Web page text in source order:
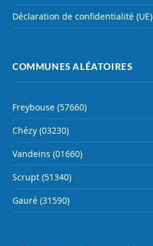
Déclaration de confidentialité (UE)
COMMUNES ALÉATOIRES
Freybouse (57660)
Chézy (03230)
Vandeins (01660)
Scrupt (51340)
Gauré (31590)